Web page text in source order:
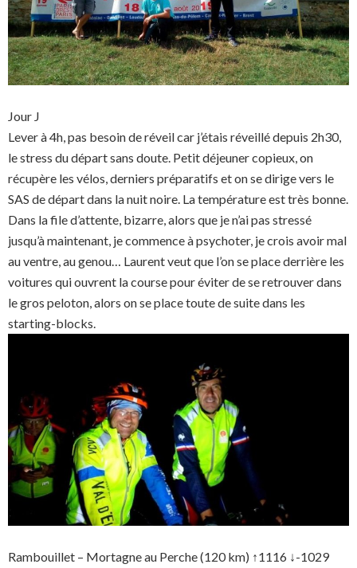
Jour J
Lever à 4h, pas besoin de réveil car j’étais réveillé depuis 2h30,
le stress du départ sans doute. Petit déjeuner copieux, on
récupère les vélos, derniers préparatifs et on se dirige vers le
SAS de départ dans la nuit noire. La température est très bonne.
Dans la file d’attente, bizarre, alors que je n’ai pas stressé
jusqu’à maintenant, je commence à psychoter, je crois avoir mal
au ventre, au genou… Laurent veut que l’on se place derrière les
voitures qui ouvrent la course pour éviter de se retrouver dans
le gros peloton, alors on se place toute de suite dans les
starting-blocks.
Rambouillet – Mortagne au Perche (120 km) ↑1116 ↓-1029